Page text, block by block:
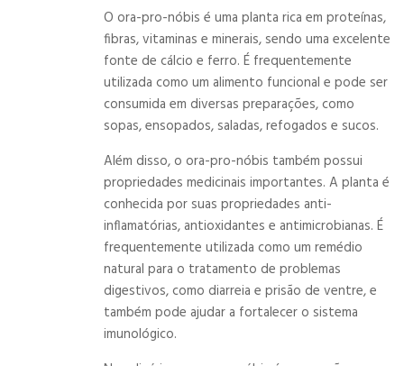
O ora-pro-nóbis é uma planta rica em proteínas,
fibras, vitaminas e minerais, sendo uma excelente
fonte de cálcio e ferro. É frequentemente
utilizada como um alimento funcional e pode ser
consumida em diversas preparações, como
sopas, ensopados, saladas, refogados e sucos.
Além disso, o ora-pro-nóbis também possui
propriedades medicinais importantes. A planta é
conhecida por suas propriedades anti-
inflamatórias, antioxidantes e antimicrobianas. É
frequentemente utilizada como um remédio
natural para o tratamento de problemas
digestivos, como diarreia e prisão de ventre, e
também pode ajudar a fortalecer o sistema
imunológico.